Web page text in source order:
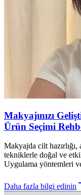
Makyajınızı
Ürün Seçimi
Makyajda cilt
tekniklerle doğal ve
Uygulama yöntemleri ve
Daha fazla bilgi edinin